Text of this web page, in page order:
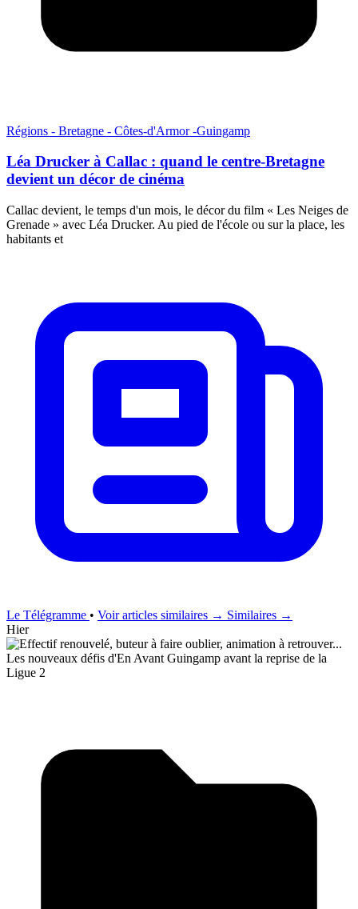
Régions - Bretagne - Côtes-d'Armor -Guingamp
Léa Drucker à Callac : quand le centre-Bretagne
devient un décor de cinéma
Callac devient, le temps d'un mois, le décor du film « Les Neiges de
Grenade » avec Léa Drucker. Au pied de l'école ou sur la place, les
habitants et
Le Télégramme • Voir articles similaires → Similaires →
Hier